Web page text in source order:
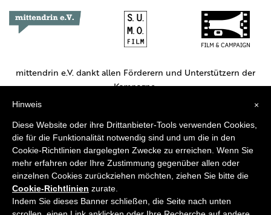
mittendrin e.V. dankt allen Förderern und Unterstützern der
Kampagne.
Weitere Unterstützer:
×
Hinweis
Diese Website oder ihre Drittanbieter-Tools verwenden Cookies,
die für die Funktionalität notwendig sind und um die in den
Cookie-Richtlinien dargelegten Zwecke zu erreichen. Wenn Sie
mehr erfahren oder Ihre Zustimmung gegenüber allen oder
einzelnen Cookies zurückziehen möchten, ziehen Sie bitte die
Cookie-Richtlinien zurate.
Indem Sie dieses Banner schließen, die Seite nach unten